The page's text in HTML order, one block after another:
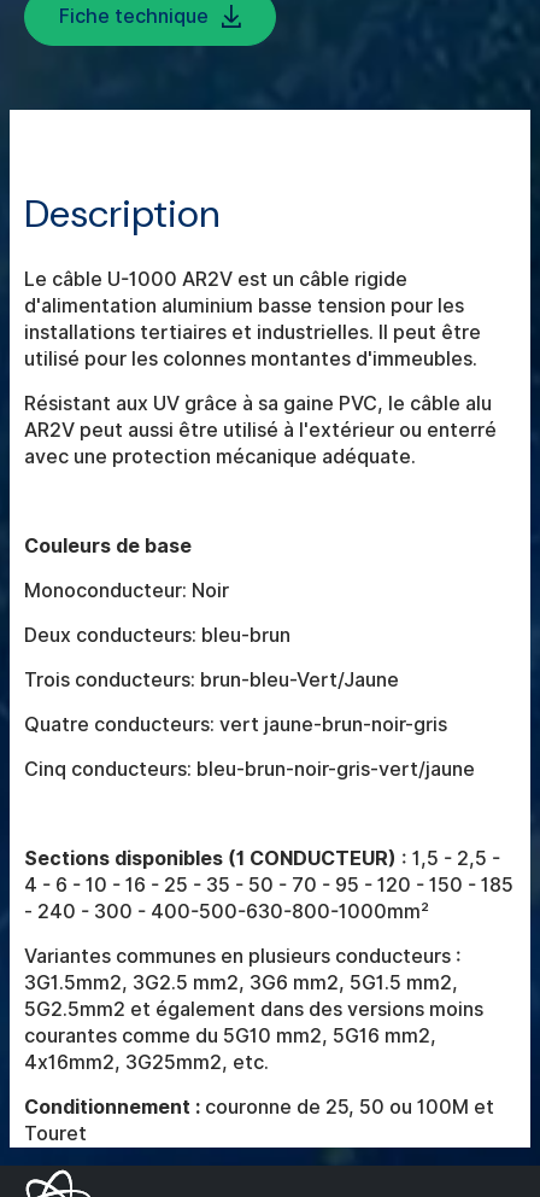
Fiche technique
Description
Le câble U-1000 AR2V est un câble rigide
d'alimentation aluminium basse tension pour les
installations tertiaires et industrielles. Il peut être
utilisé pour les colonnes montantes d'immeubles.
Résistant aux UV grâce à sa gaine PVC, le câble alu
AR2V peut aussi être utilisé à l'extérieur ou enterré
avec une protection mécanique adéquate.
Couleurs de base
Monoconducteur: Noir
Deux conducteurs: bleu-brun
Trois conducteurs: brun-bleu-Vert/Jaune
Quatre conducteurs: vert jaune-brun-noir-gris
Cinq conducteurs: bleu-brun-noir-gris-vert/jaune
Sections disponibles (1 CONDUCTEUR) : 1,5 - 2,5 -
4 - 6 - 10 - 16 - 25 - 35 - 50 - 70 - 95 - 120 - 150 - 185
- 240 - 300 - 400-500-630-800-1000mm²
Variantes communes en plusieurs conducteurs :
3G1.5mm2, 3G2.5 mm2, 3G6 mm2, 5G1.5 mm2,
5G2.5mm2 et également dans des versions moins
courantes comme du 5G10 mm2, 5G16 mm2,
4x16mm2, 3G25mm2, etc.
Conditionnement : couronne de 25, 50 ou 100M et
Touret